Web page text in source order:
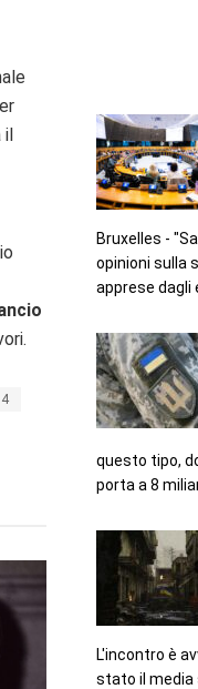
il
Bruxelles -
opinioni sulla
apprese dagli
questo tipo,
porta a 8
L'incontro è
stato il